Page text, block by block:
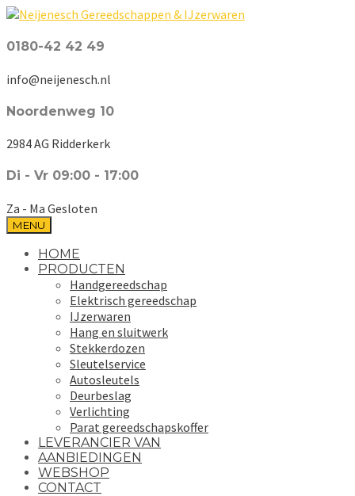
0180-42 42 49
info@neijenesch.nl
Noordenweg 10
2984 AG Ridderkerk
Di - Vr 09:00 - 17:00
Za - Ma Gesloten
MENU
HOME
PRODUCTEN
Handgereedschap
Elektrisch gereedschap
IJzerwaren
Hang en sluitwerk
Stekkerdozen
Sleutelservice
Autosleutels
Deurbeslag
Verlichting
Parat gereedschapskoffer
LEVERANCIER VAN
AANBIEDINGEN
WEBSHOP
CONTACT